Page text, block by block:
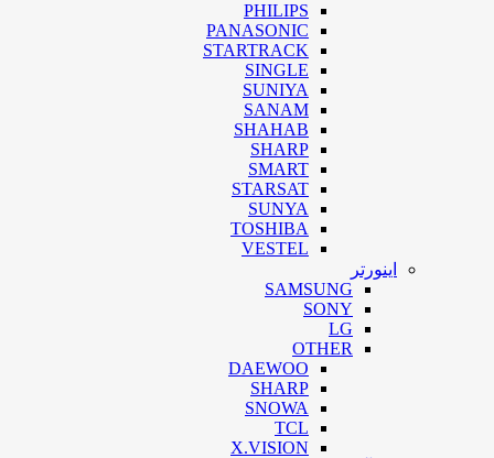
PHILIPS
PANASONIC
STARTRACK
SINGLE
SUNIYA
SANAM
SHAHAB
SHARP
SMART
STARSAT
SUNYA
TOSHIBA
VESTEL
اینورتر
SAMSUNG
SONY
LG
OTHER
DAEWOO
SHARP
SNOWA
TCL
X.VISION